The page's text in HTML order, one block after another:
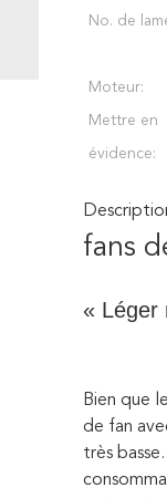
No. de
Moteur:
Mettre en
évidence:
fans
« Léger
Bien que
de fan
très